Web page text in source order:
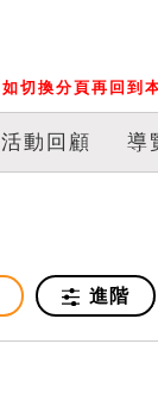
如切換分頁再回到
活動回顧 導
進階